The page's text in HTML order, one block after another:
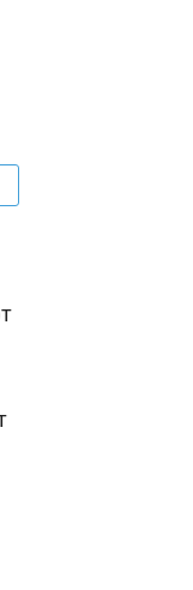
в дикой
физическим
основа